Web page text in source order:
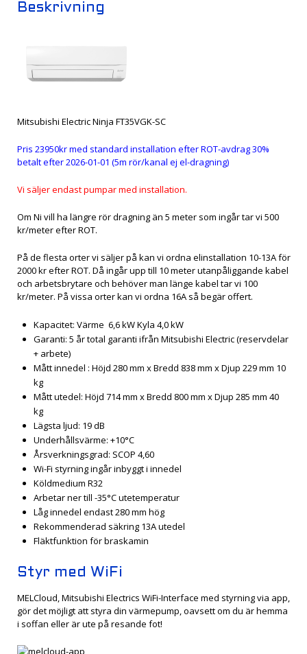
Beskrivning
Mitsubishi Electric Ninja FT35VGK-SC
Pris 23950kr med standard installation efter ROT-avdrag 30%
betalt efter 2026-01-01 (5m rör/kanal ej el-dragning)
Vi säljer endast pumpar med installation.
Om Ni vill ha längre rör dragning än 5 meter som ingår tar vi 500
kr/meter efter ROT.
På de flesta orter vi säljer på kan vi ordna elinstallation 10-13A för
2000 kr efter ROT. Då ingår upp till 10 meter utanpåliggande kabel
och arbetsbrytare och behöver man länge kabel tar vi 100
kr/meter. På vissa orter kan vi ordna 16A så begär offert.
Kapacitet: Värme 6,6 kW Kyla 4,0 kW
Garanti: 5 år total garanti ifrån Mitsubishi Electric (reservdelar
+ arbete)
Mått innedel : Höjd 280 mm x Bredd 838 mm x Djup 229 mm 10
kg
Mått utedel: Höjd 714 mm x Bredd 800 mm x Djup 285 mm 40
kg
Lägsta ljud: 19 dB
Underhållsvärme: +10°C
Årsverkningsgrad: SCOP 4,60
Wi-Fi styrning ingår inbyggt i innedel
Köldmedium R32
Arbetar ner till -35°C utetemperatur
Låg innedel endast 280 mm hög
Rekommenderad säkring 13A utedel
Fläktfunktion för braskamin
Styr med WiFi
MELCloud, Mitsubishi Electrics WiFi-Interface med styrning via app,
gör det möjligt att styra din värmepump, oavsett om du är hemma
i soffan eller är ute på resande fot!